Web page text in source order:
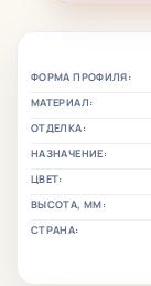
ФОРМА ПРОФИЛЯ:
МАТЕРИАЛ:
ОТДЕЛКА:
НАЗНАЧЕНИЕ:
ЦВЕТ:
ВЫСОТА, ММ:
СТРАНА: